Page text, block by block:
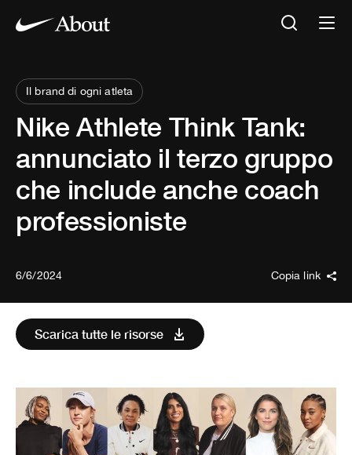
Il brand di ogni atleta
Nike Athlete Think Tank:
annunciato il terzo gruppo
che include anche coach
professioniste
6/6/2024 Copia link
Scarica tutte le risorse